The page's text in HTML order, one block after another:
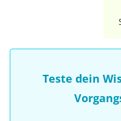
Teste dein